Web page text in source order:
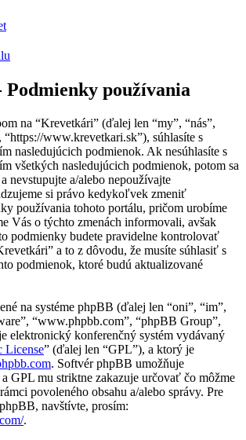
používania
na “Krevetkári” (ďalej len “my”, “nás”,
“https://www.krevetkari.sk”), súhlasíte s
nasledujúcich podmienok. Ak nesúhlasíte s
všetkých nasledujúcich podmienok, potom sa
nevstupujte a/alebo nepoužívajte
si právo kedykoľvek zmeniť
používania tohoto portálu, pričom urobíme
Vás o týchto zmenách informovali, avšak
podmienky budete pravidelne kontrolovať
a to z dôvodu, že musíte súhlasiť s
podmienok, ktoré budú aktualizované
na systéme phpBB (ďalej len “oni”, “im”,
“www.phpbb.com”, “phpBB Group”,
elektronický konferenčný systém vydávaný
License” (ďalej len “GPL”), a ktorý je
. Softvér phpBB umožňuje
GPL mu striktne zakazuje určovať čo môžme
povoleného obsahu a/alebo správy. Pre
navštívte, prosím:
.